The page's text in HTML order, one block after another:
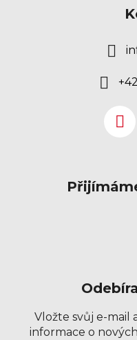
Vložte svůj e-mail
informace o